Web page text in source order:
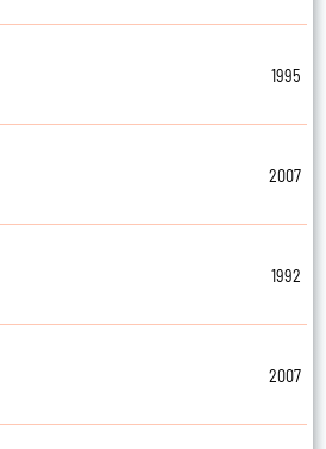
1995
2007
1992
2007